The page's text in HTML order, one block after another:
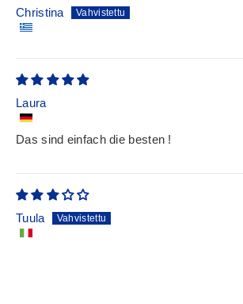
Christina
Laura
Das sind einfach die besten !
Tuula